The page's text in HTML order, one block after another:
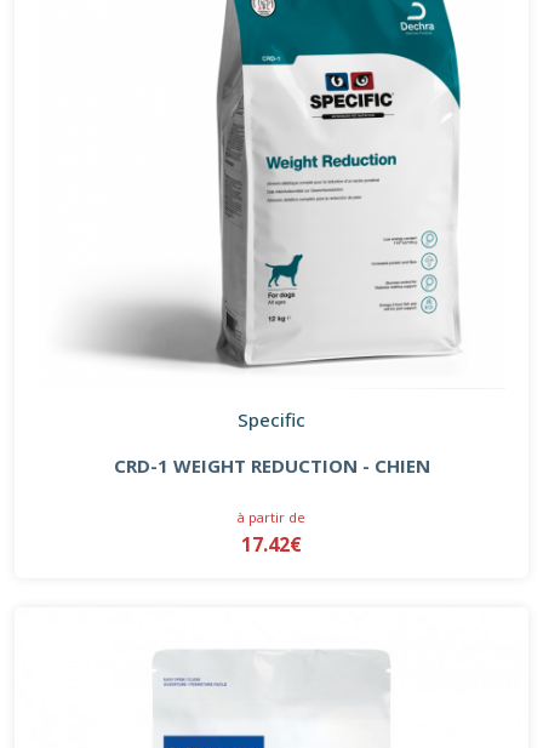
Specific
CRD-1 WEIGHT REDUCTION - CHIEN
à partir de
17.42€